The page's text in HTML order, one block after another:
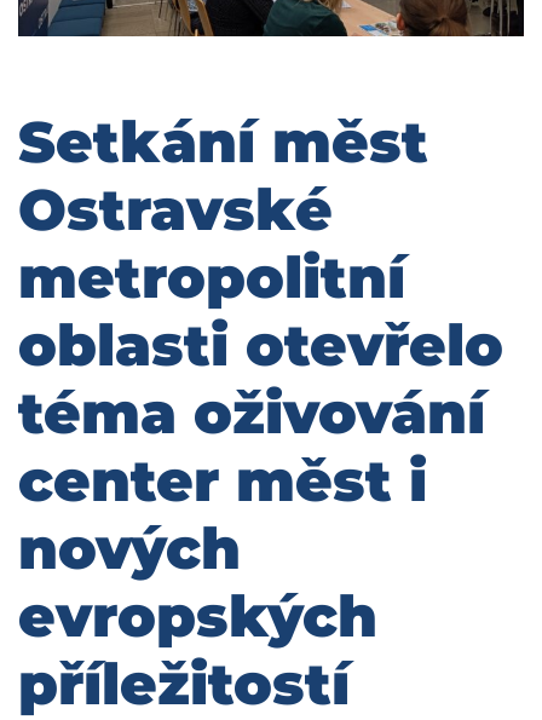
Setkání měst
Ostravské
metropolitní
oblasti otevřelo
téma oživování
center měst i
nových
evropských
příležitostí